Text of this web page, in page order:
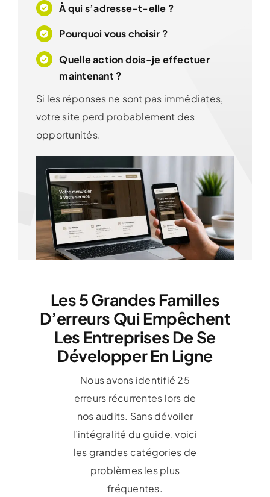
À qui s’adresse-t-elle ?
Pourquoi vous choisir ?
Quelle action dois-je effectuer
maintenant ?
Si les réponses ne sont pas immédiates,
votre site perd probablement des
opportunités.
Les 5 Grandes Familles
D’erreurs Qui Empêchent
Les Entreprises De Se
Développer En Ligne
Nous avons identifié 25
erreurs récurrentes lors de
nos audits. Sans dévoiler
l’intégralité du guide, voici
les grandes catégories de
problèmes les plus
fréquentes.